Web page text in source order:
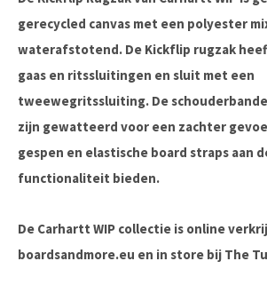
gerecycled canvas met een polyester
waterafstotend. De Kickflip rugzak
gaas en ritssluitingen en sluit met een
tweewegritssluiting. De
zijn gewatteerd voor een zachter
gespen en elastische board straps aan
functionaliteit bieden.
De Carhartt WIP collectie is online
boardsandmore.eu en in store bij The